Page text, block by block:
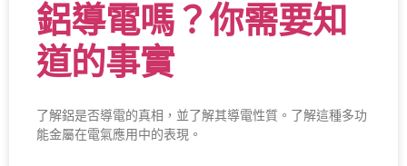
鋁導電嗎？你需要知
道的事實
了解鋁是否導電的真相，並了解其導電性質。了解這種多功
能金屬在電氣應用中的表現。